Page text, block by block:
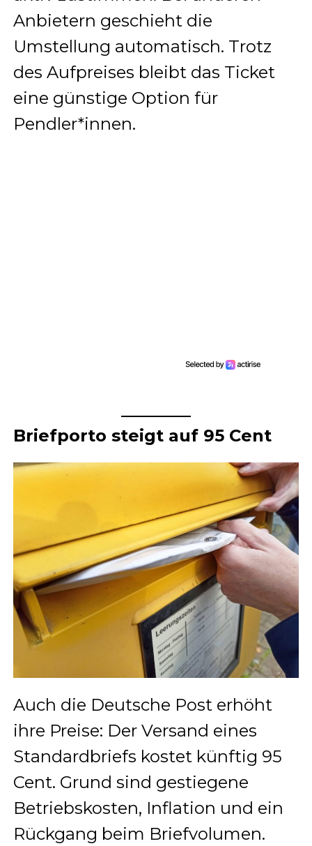
Anbietern geschieht die
Umstellung automatisch. Trotz
des Aufpreises bleibt das Ticket
eine günstige Option für
Pendler*innen.
Briefporto steigt auf 95 Cent
Auch die Deutsche Post erhöht
ihre Preise: Der Versand eines
Standardbriefs kostet künftig 95
Cent. Grund sind gestiegene
Betriebskosten, Inflation und ein
Rückgang beim Briefvolumen.